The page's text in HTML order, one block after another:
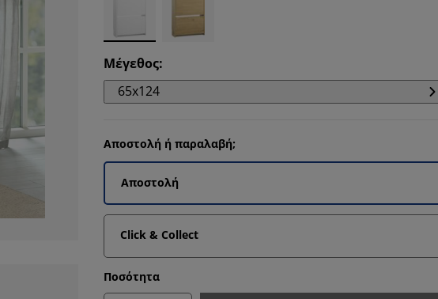
Μέγεθος:
65x124
Αποστολή ή παραλαβή;
Αποστολή
Click & Collect
Ποσότητα
7.954545454545454%
17.045454545454543%